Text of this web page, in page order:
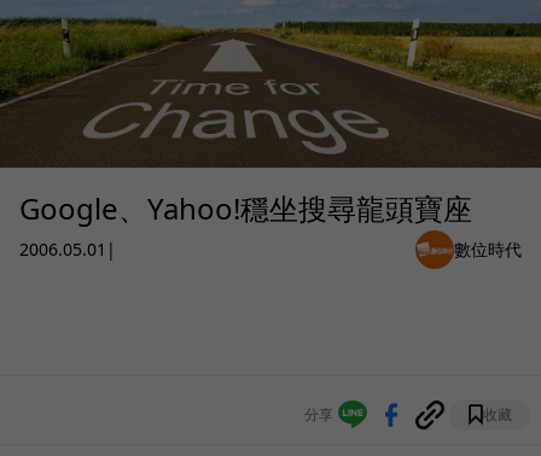
Google、Yahoo!穩坐搜尋龍頭寶座
2006.05.01 | 數位時代
分享 收藏